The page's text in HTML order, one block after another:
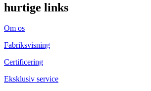
hurtige links
Om os
Fabriksvisning
Certificering
Eksklusiv service